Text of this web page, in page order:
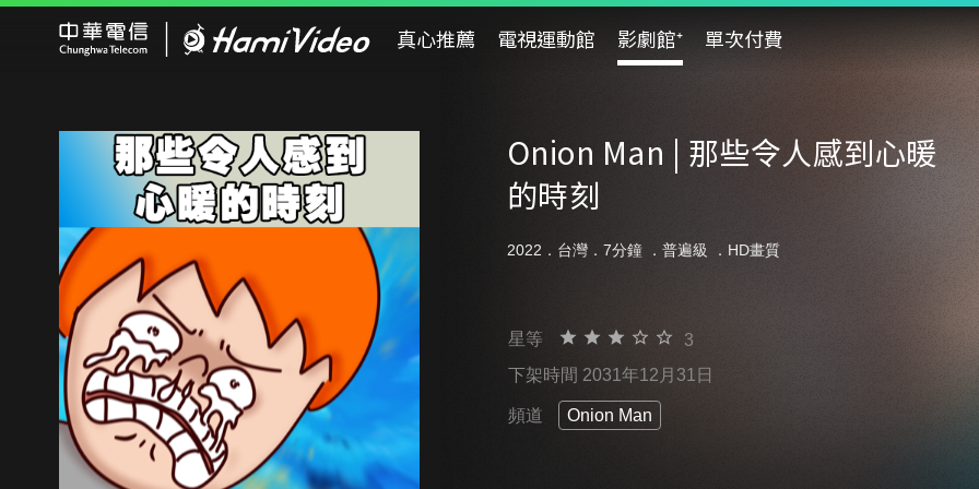
真心推薦 電視運動館 影劇館⁺ 單次付費
Onion Man | 那些令人感到心暖
的時刻
2022．台灣．7分鐘 ． 普遍級 ．HD畫質
星等
3
下架時間 2031年12月31日
頻道 Onion Man